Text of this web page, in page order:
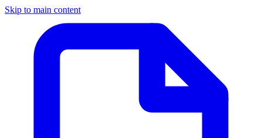
Skip to main content